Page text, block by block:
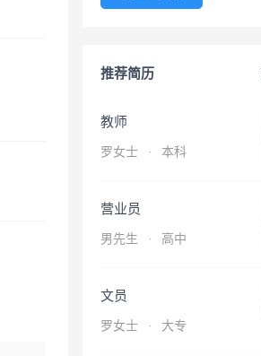
推荐简历
教师
罗女士 · 本科
营业员
男先生 · 高中
文员
罗女士 · 大专